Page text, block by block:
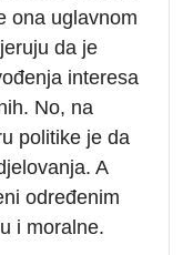
ona uglavnom
da je
interesa
No, na
politike je da
A
određenim
i moralne.